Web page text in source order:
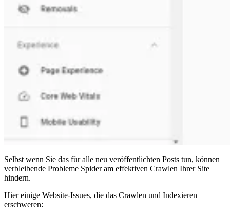
Selbst wenn Sie das für alle neu veröffentlichten Posts tun, können
verbleibende Probleme Spider am effektiven Crawlen Ihrer Site
hindern.
Hier einige Website-Issues, die das Crawlen und Indexieren
erschweren: